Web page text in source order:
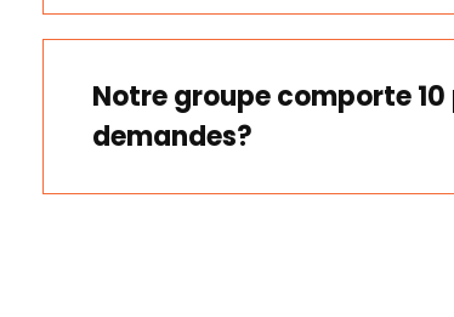
Notre groupe comporte
demandes?